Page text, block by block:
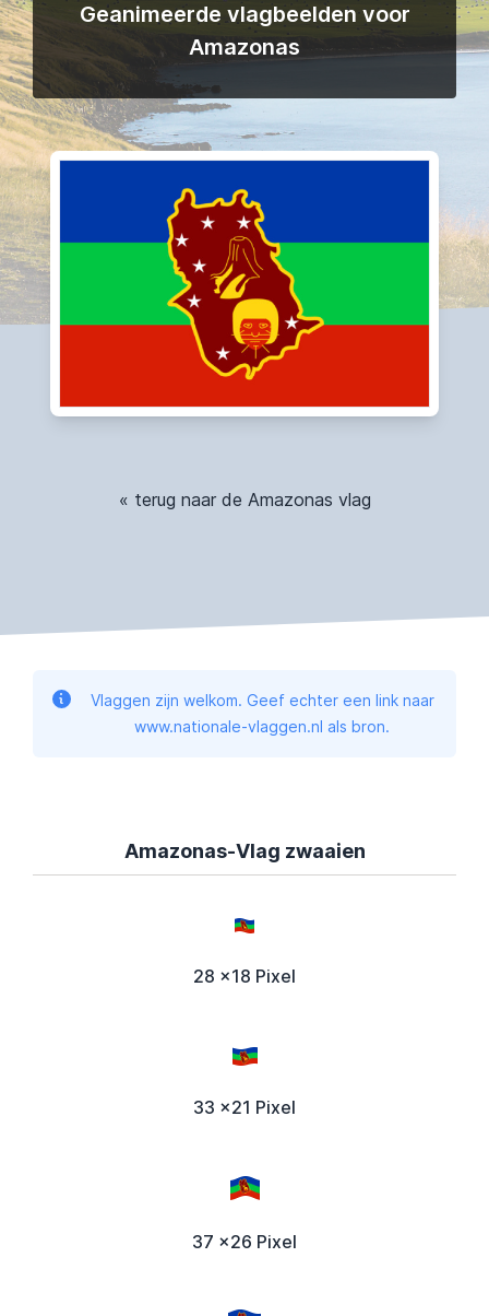
Geanimeerde vlagbeelden voor
Amazonas
« terug naar de Amazonas vlag
Vlaggen zijn welkom. Geef echter een link naar
www.nationale-vlaggen.nl als bron.
Amazonas-Vlag zwaaien
28 x18 Pixel
33 x21 Pixel
37 x26 Pixel